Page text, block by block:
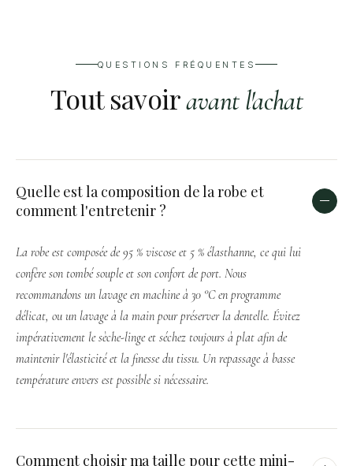
QUESTIONS FRÉQUENTES
Tout savoiravant l'achat
Quelle est la composition de la robe et
comment l'entretenir ?
La robe est composée de 95 % viscose et 5 % élasthanne, ce qui lui
confère son tombé souple et son confort de port. Nous
recommandons un lavage en machine à 30 °C en programme
délicat, ou un lavage à la main pour préserver la dentelle. Évitez
impérativement le sèche-linge et séchez toujours à plat afin de
maintenir l'élasticité et la finesse du tissu. Un repassage à basse
température envers est possible si nécessaire.
Comment choisir ma taille pour cette mini-